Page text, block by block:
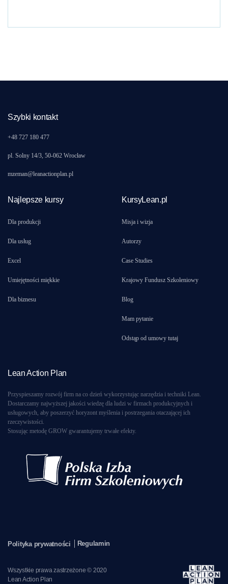
Szybki kontakt
+48 727 180 477
pl. Solny 14/3, 50-062 Wrocław
mzeman@leanactionplan.pl
Najlepsze kursy
Dla produkcji
Dla usług
Excel
Umiejętności miękkie
Dla biznesu
KursyLean.pl
Misja i wizja
Autorzy
Case Studies
Krajowy Fundusz Szkoleniowy
Blog
Mam pytanie
Odstąp od umowy tutaj
Lean Action Plan
Przyspieszamy rozwój firm na co dzień wykorzystując narzędzia i techniki Lean.
Dostarczamy najwyższej jakości wiedzę dla ludzi w firmach produkcyjnych i
usługowych, aby poszerzyć horyzont myślenia i postrzegania otaczającej ich
rzeczywistości.
Stosując metodę GROW gwarantujemy trwałe efekty.
Wszystkie prawa zastrzeżone © 2020
Lean Action Plan
Polityka prywatności Regulamin